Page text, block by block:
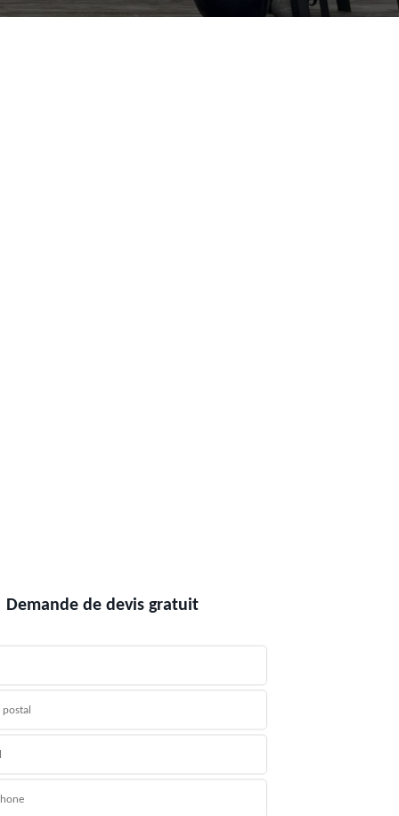
Demande de devis gratuit